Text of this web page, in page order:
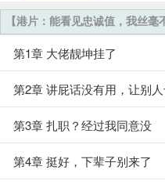
【港片：能看见忠诚值，我丝
第1章 大佬靓坤挂了
第2章 讲屁话没有用，让别人
第3章 扎职？经过我同意没
第4章 挺好，下辈子别来了